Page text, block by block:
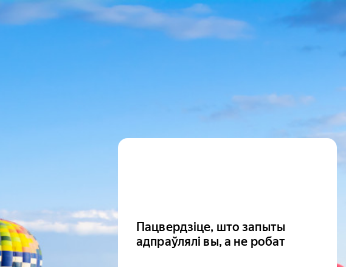
Пацвердзіце, што запыты
адпраўлялі вы, а не робат